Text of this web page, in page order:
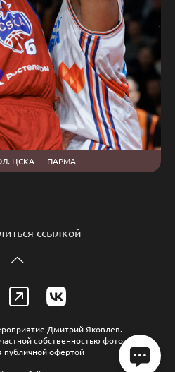
ЦСКА — ПАРМА
ссылкой
Дмитрий Яковлев.
собственностью фотографа
публичной офертой